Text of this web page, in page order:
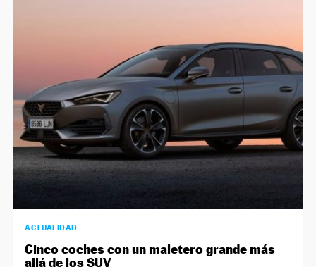
ACTUALIDAD
Cinco coches con un maletero grande más
allá de los SUV